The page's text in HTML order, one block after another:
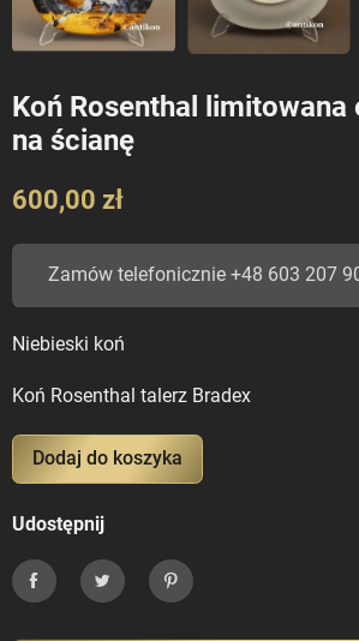
Koń Rosenthal limitowana
na ścianę
600,00 zł
Zamów telefonicznie +48 603 207
Niebieski koń
Koń Rosenthal talerz Bradex
Dodaj do koszyka
Udostępnij
UdostępnijTweetujPinterest